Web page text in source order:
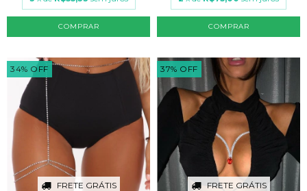
COMPRAR COMPRAR
34% OFF
FRETE GRÁTIS
37% OFF
FRETE GRÁTIS